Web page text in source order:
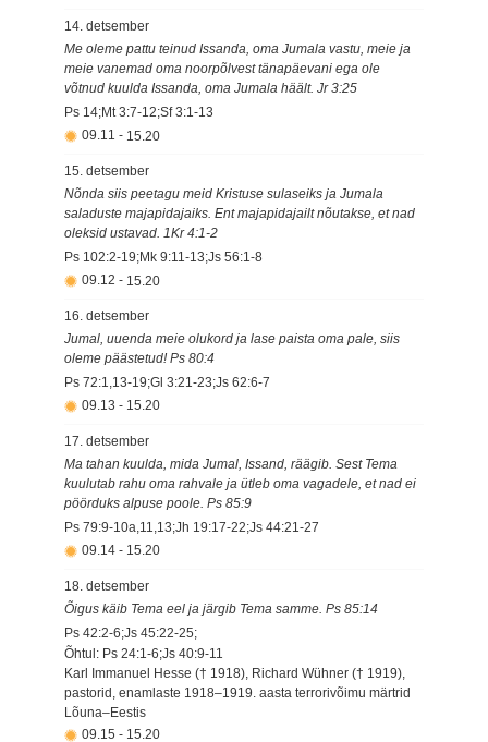
14. detsember
Me oleme pattu teinud Issanda, oma Jumala vastu, meie ja
meie vanemad oma noorpõlvest tänapäevani ega ole
võtnud kuulda Issanda, oma Jumala häält. Jr 3:25
Ps 14;Mt 3:7-12;Sf 3:1-13
09.11 - 15.20
15. detsember
Nõnda siis peetagu meid Kristuse sulaseiks ja Jumala
saladuste majapidajaiks. Ent majapidajailt nõutakse, et nad
oleksid ustavad. 1Kr 4:1-2
Ps 102:2-19;Mk 9:11-13;Js 56:1-8
09.12 - 15.20
16. detsember
Jumal, uuenda meie olukord ja lase paista oma pale, siis
oleme päästetud! Ps 80:4
Ps 72:1,13-19;Gl 3:21-23;Js 62:6-7
09.13 - 15.20
17. detsember
Ma tahan kuulda, mida Jumal, Issand, räägib. Sest Tema
kuulutab rahu oma rahvale ja ütleb oma vagadele, et nad ei
pöörduks alpuse poole. Ps 85:9
Ps 79:9-10a,11,13;Jh 19:17-22;Js 44:21-27
09.14 - 15.20
18. detsember
Õigus käib Tema eel ja järgib Tema samme. Ps 85:14
Ps 42:2-6;Js 45:22-25;
Õhtul: Ps 24:1-6;Js 40:9-11
Karl Immanuel Hesse († 1918), Richard Wühner († 1919),
pastorid, enamlaste 1918–1919. aasta terrorivõimu märtrid
Lõuna–Eestis
09.15 - 15.20